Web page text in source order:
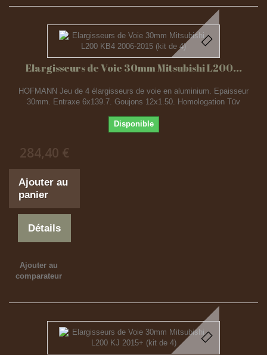
Elargisseurs de Voie 30mm Mitsubishi L200...
HOFMANN Jeu de 4 élargisseurs de voie en aluminium. Epaisseur
30mm. Entraxe 6x139.7. Goujons 12x1.50. Homologation Tüv
Disponible
284,40 €
Ajouter au
panier
Détails
Ajouter au
comparateur